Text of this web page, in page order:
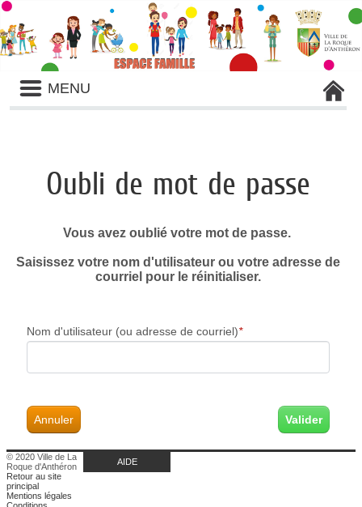
Liste
des
avertissements
MENU
Oubli de mot de passe
Vous avez oublié votre mot de passe.
Saisissez votre nom d'utilisateur ou votre adresse de
courriel pour le réinitialiser.
Nom d'utilisateur (ou adresse de courriel)*
Annuler
© 2020 Ville de La
Roque d'Anthéron
Retour au site
principal
Mentions légales
AIDE